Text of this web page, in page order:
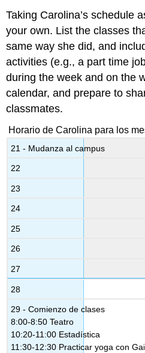
Taking Carolina’s schedule
your own. List the classes
same way she did, and
activities (e.g., a part time
during the week and on the
calendar, and prepare to
classmates.
Horario de Carolina para los
21 - Mudanza al campus
22
23
24
25
26
27
28
29 - Comienzo de clases
8:00-8:50 Teatro
10:20-11:00 Estadística
11:30-12:30 Practicar yoga con